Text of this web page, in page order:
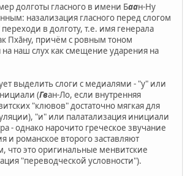
долготы гласного в имени Баан-Ну
назализация гласного перед слогом
в долготу, т.е. имя генерала
Пхāну, причём с ровным тоном
на наш слух как смещение ударения на
выделить слоги с медиалями - "у" или
(Гван-Ло, если внутренняя
"клювов" достаточно мягкая для
"и" или палатализация инициали
- однако нарочито греческое звучание
и романское второго заставляют
что это оригинальные менвитские
"переводческой условности").